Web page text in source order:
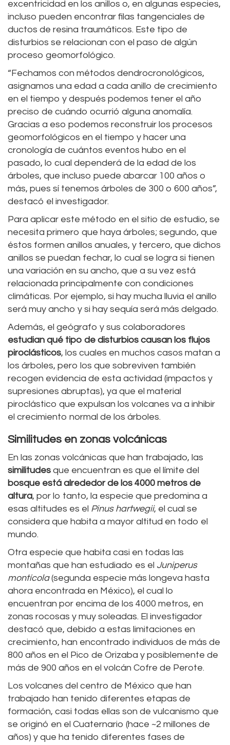
excentricidad en los anillos o, en algunas especies,
incluso pueden encontrar filas tangenciales de
ductos de resina traumáticos. Este tipo de
disturbios se relacionan con el paso de algún
proceso geomorfológico.
“Fechamos con métodos dendrocronológicos,
asignamos una edad a cada anillo de crecimiento
en el tiempo y después podemos tener el año
preciso de cuándo ocurrió alguna anomalía.
Gracias a eso podemos reconstruir los procesos
geomorfológicos en el tiempo y hacer una
cronología de cuántos eventos hubo en el
pasado, lo cual dependerá de la edad de los
árboles, que incluso puede abarcar 100 años o
más, pues sí tenemos árboles de 300 o 600 años”,
destacó el investigador.
Para aplicar este método en el sitio de estudio, se
necesita primero que haya árboles; segundo, que
éstos formen anillos anuales, y tercero, que dichos
anillos se puedan fechar, lo cual se logra si tienen
una variación en su ancho, que a su vez está
relacionada principalmente con condiciones
climáticas. Por ejemplo, si hay mucha lluvia el anillo
será muy ancho y si hay sequía será más delgado.
Además, el geógrafo y sus colaboradores
estudian qué tipo de disturbios causan los flujos
piroclásticos, los cuales en muchos casos matan a
los árboles, pero los que sobreviven también
recogen evidencia de esta actividad (impactos y
supresiones abruptas), ya que el material
piroclástico que expulsan los volcanes va a inhibir
el crecimiento normal de los árboles.
Similitudes en zonas volcánicas
En las zonas volcánicas que han trabajado, las
similitudes que encuentran es que el límite del
bosque está alrededor de los 4000 metros de
altura, por lo tanto, la especie que predomina a
esas altitudes es el Pinus hartwegii, el cual se
considera que habita a mayor altitud en todo el
mundo.
Otra especie que habita casi en todas las
montañas que han estudiado es el Juniperus
montícola(segunda especie más longeva hasta
ahora encontrada en México), el cual lo
encuentran por encima de los 4000 metros, en
zonas rocosas y muy soleadas. El investigador
destacó que, debido a estas limitaciones en
crecimiento, han encontrado individuos de más de
800 años en el Pico de Orizaba y posiblemente de
más de 900 años en el volcán Cofre de Perote.
Los volcanes del centro de México que han
trabajado han tenido diferentes etapas de
formación, casi todas ellas son de vulcanismo que
se originó en el Cuaternario (hace ~2 millones de
años) y que ha tenido diferentes fases de